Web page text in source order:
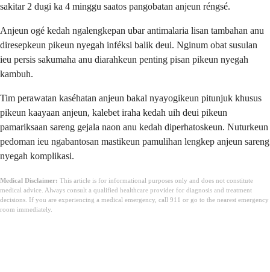
sakitar 2 dugi ka 4 minggu saatos pangobatan anjeun réngsé.
Anjeun ogé kedah ngalengkepan ubar antimalaria lisan tambahan anu
diresepkeun pikeun nyegah inféksi balik deui. Nginum obat susulan
ieu persis sakumaha anu diarahkeun penting pisan pikeun nyegah
kambuh.
Tim perawatan kaséhatan anjeun bakal nyayogikeun pitunjuk khusus
pikeun kaayaan anjeun, kalebet iraha kedah uih deui pikeun
pamariksaan sareng gejala naon anu kedah diperhatoskeun. Nuturkeun
pedoman ieu ngabantosan mastikeun pamulihan lengkep anjeun sareng
nyegah komplikasi.
Medical Disclaimer: This article is for informational purposes only and does not constitute
medical advice. Always consult a qualified healthcare provider for diagnosis and treatment
decisions. If you are experiencing a medical emergency, call 911 or go to the nearest emergency
room immediately.